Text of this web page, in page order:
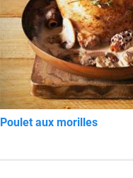
Poulet aux morilles